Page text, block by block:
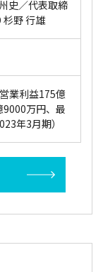
史／代表取締
杉野 行雄
業利益175億
万円、最
年3月期）